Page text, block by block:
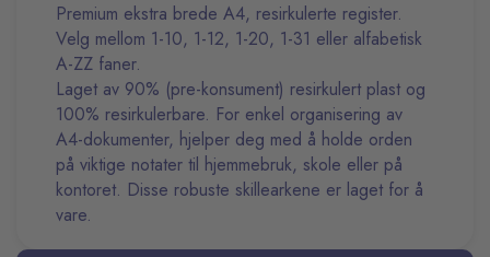
Premium ekstra brede A4, resirkulerte register.
Velg mellom 1-10, 1-12, 1-20, 1-31 eller alfabetisk
A-ZZ faner.
Laget av 90% (pre-konsument) resirkulert plast og
100% resirkulerbare. For enkel organisering av
A4-dokumenter, hjelper deg med å holde orden
på viktige notater til hjemmebruk, skole eller på
kontoret. Disse robuste skillearkene er laget for å
vare.